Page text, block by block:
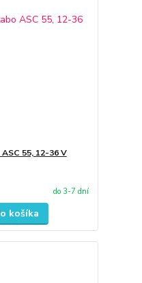
55, 12-36 V
do 3-7 dní
košíka